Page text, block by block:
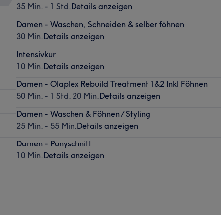
35 Min. - 1 Std.Details anzeigen
Damen - Waschen, Schneiden & selber föhnen
30 Min.Details anzeigen
Intensivkur
10 Min.Details anzeigen
Damen - Olaplex Rebuild Treatment 1&2 Inkl Föhnen
50 Min. - 1 Std. 20 Min.Details anzeigen
Damen - Waschen & Föhnen / Styling
25 Min. - 55 Min.Details anzeigen
Damen - Ponyschnitt
10 Min.Details anzeigen